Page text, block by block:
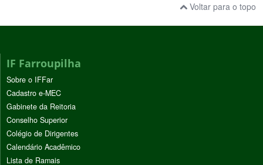
Voltar para o topo
IF Farroupilha
Sobre o IFFar
Cadastro e-MEC
Gabinete da Reitoria
Conselho Superior
Colégio de Dirigentes
Calendário Acadêmico
Lista de Ramais